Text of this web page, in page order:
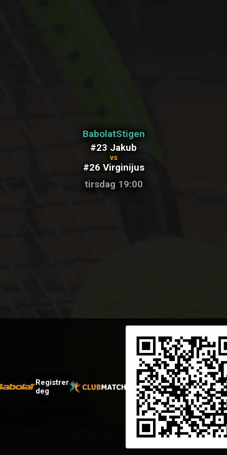
BabolatStigen
#23 Jakub
vs
#26 Virginijus
tirsdag 19:00
Registrer
deg